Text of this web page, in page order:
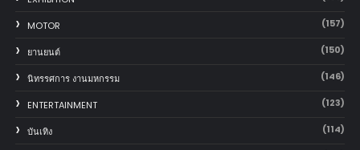
MOTOR (157)
‎ยานยนต์‎ (150)
นิทรรศการ งานมหกรรม (146)
ENTERTAINMENT (123)
บันเทิง (114)